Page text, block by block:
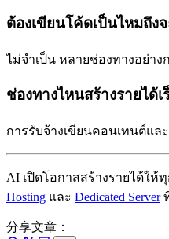
ต้องเขียนโค้ดเป็นไหมถึง
ไม่จำเป็น หลายช่องทางอย่าง
ช่องทางไหนสร้างรายได้เ
การรับจ้างเขียนคอนเทนต์แล
AI เปิดโอกาสสร้างรายได้ใ
Hosting และ Dedicated Server
分享文章：